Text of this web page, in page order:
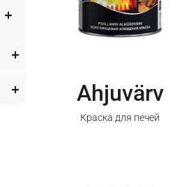
Ahjuvärv
Краска для печей